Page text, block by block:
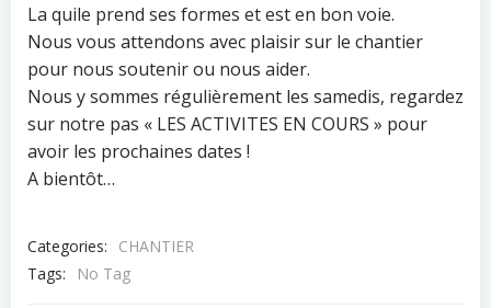
La quile prend ses formes et est en bon voie.
Nous vous attendons avec plaisir sur le chantier
pour nous soutenir ou nous aider.
Nous y sommes régulièrement les samedis, regardez
sur notre pas « LES ACTIVITES EN COURS » pour
avoir les prochaines dates !
A bientôt…
Categories:
CHANTIER
Tags:
No Tag